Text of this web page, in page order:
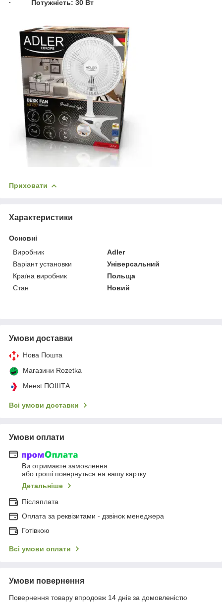
· Потужність: 30 Вт
Приховати
Характеристики
Основні
Виробник
Adler
Варіант установки
Універсальний
Країна виробник
Польща
Стан
Новий
Умови доставки
Нова Пошта
Магазини Rozetka
Meest ПОШТА
Всі умови доставки
Умови оплати
Ви отримаєте замовлення
або гроші повернуться на вашу картку
Детальніше
Післяплата
Оплата за реквізитами - дзвінок менеджера
Готівкою
Всі умови оплати
Умови повернення
Повернення товару впродовж 14 днів за домовленістю